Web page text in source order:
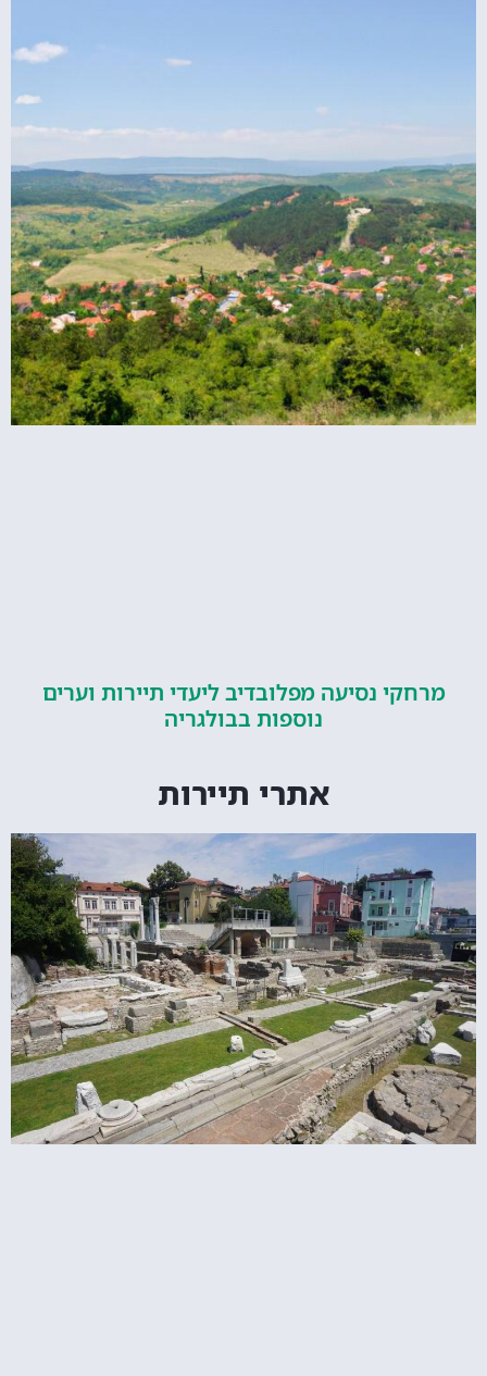
נסיעה מפלובדיב ליעדי תיירות וערים
נוספות בבולגריה
אתרי תיירות